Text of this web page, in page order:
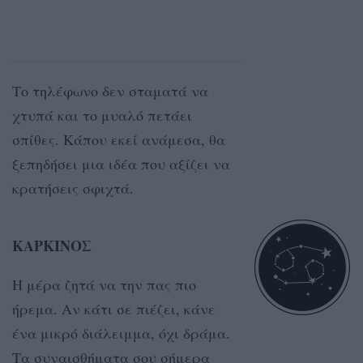
Το τηλέφωνο δεν σταματά να
χτυπά και το μυαλό πετάει
σπίθες. Κάπου εκεί ανάμεσα, θα
ξεπηδήσει μια ιδέα που αξίζει να
κρατήσεις σφιχτά.
ΚΑΡΚΙΝΟΣ
Η μέρα ζητά να την πας πιο
ήρεμα. Αν κάτι σε πιέζει, κάνε
ένα μικρό διάλειμμα, όχι δράμα.
Τα συναισθήματα σου σήμερα